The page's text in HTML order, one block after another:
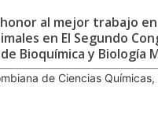
al mejor trabajo
en El Segundo
Bioquímica y Biología
de Ciencias Químicas,